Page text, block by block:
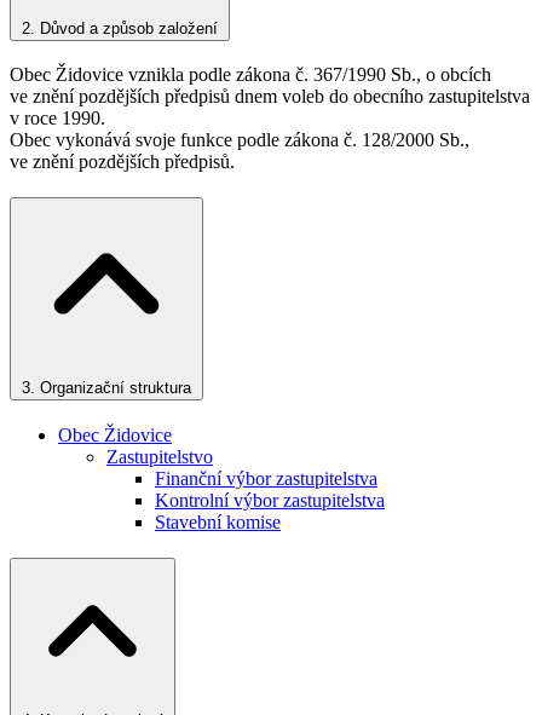
2. Důvod a způsob založení
Obec Židovice vznikla podle zákona č. 367/1990 Sb., o obcích
ve znění pozdějších předpisů dnem voleb do obecního zastupitelstva
v roce 1990.
Obec vykonává svoje funkce podle zákona č. 128/2000 Sb.,
ve znění pozdějších předpisů.
3. Organizační struktura
Obec Židovice
Zastupitelstvo
Finanční výbor zastupitelstva
Kontrolní výbor zastupitelstva
Stavební komise